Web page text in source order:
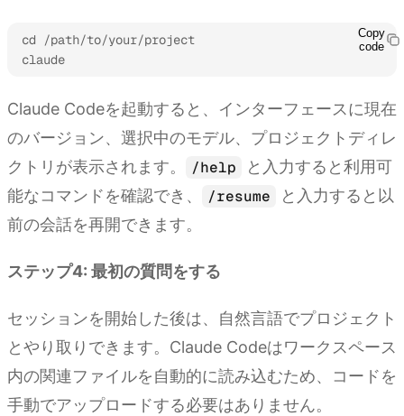
cd /path/to/your/project
claude
Copy
code
Claude Codeを起動すると、インターフェースに現在
のバージョン、選択中のモデル、プロジェクトディレ
クトリが表示されます。
/help
と入力すると利用可
能なコマンドを確認でき、
/resume
と入力すると以
前の会話を再開できます。
ステップ4: 最初の質問をする
セッションを開始した後は、自然言語でプロジェクト
とやり取りできます。Claude Codeはワークスペース
内の関連ファイルを自動的に読み込むため、コードを
手動でアップロードする必要はありません。